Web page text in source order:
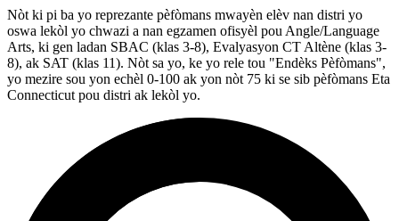
Nòt ki pi ba yo reprezante pèfòmans mwayèn elèv nan distri yo
oswa lekòl yo chwazi a nan egzamen ofisyèl pou Angle/Language
Arts, ki gen ladan SBAC (klas 3-8), Evalyasyon CT Altène (klas 3-
8), ak SAT (klas 11). Nòt sa yo, ke yo rele tou "Endèks Pèfòmans",
yo mezire sou yon echèl 0-100 ak yon nòt 75 ki se sib pèfòmans Eta
Connecticut pou distri ak lekòl yo.